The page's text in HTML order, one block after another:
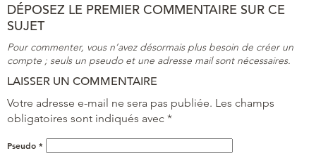
DÉPOSEZ LE PREMIER COMMENTAIRE SUR CE
SUJET
Pour commenter, vous n’avez désormais plus besoin de créer un
compte ; seuls un pseudo et une adresse mail sont nécessaires.
LAISSER UN COMMENTAIRE
Votre adresse e-mail ne sera pas publiée. Les champs
obligatoires sont indiqués avec *
Pseudo *